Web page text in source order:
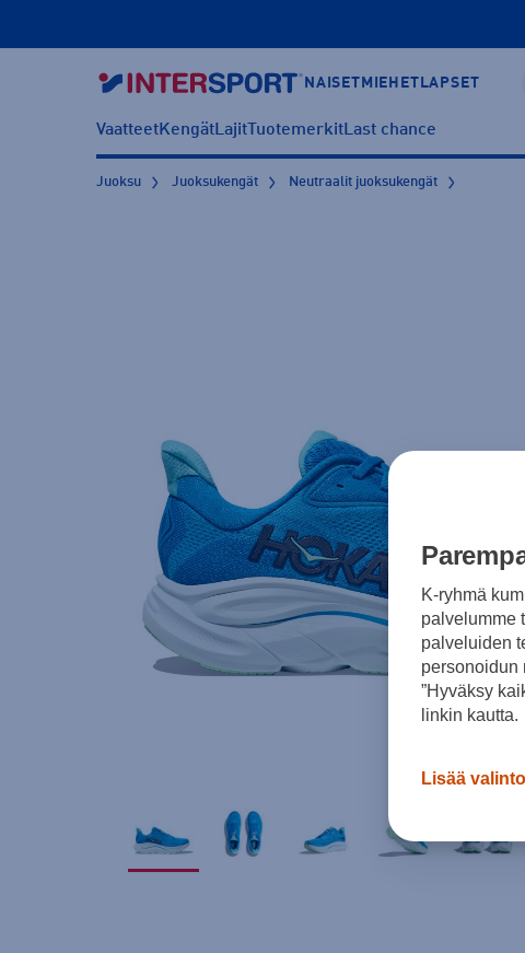
NAISET MIEHET LAPSET
VaatteetKengätLajitTuotemerkitLast chance
Juoksu Juoksukengät Neutraalit juoksukengät
K-ryhmä
palvelumme
palveluiden
personoidun
”Hyväksy
linkin kautta.
Lisää